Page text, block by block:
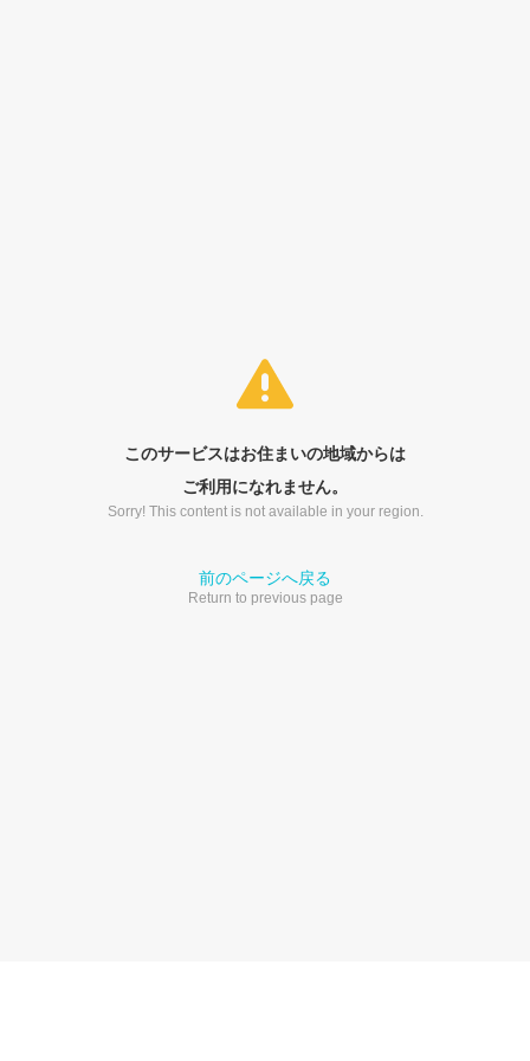
このサービスはお住まいの地域からは
ご利用になれません。
Sorry! This content is not available in your region.
前のページへ戻る
Return to previous page